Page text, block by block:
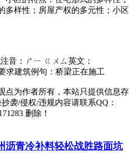
多样性；房屋产权的多元性；小区
音：ㄕㄧ ㄍㄨㄙ英文：
求建筑例句：桥梁正在施工
点为作者所有，本站只提供信息存
袭/侵权/违规内容请联系QQ：
删除！
沥青冷补料轻松战胜路面坑